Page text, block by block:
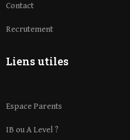
Contact
Recrutement
Liens utiles
Espace Parents
IB ou A Level ?